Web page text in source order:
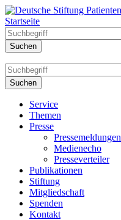
Startseite
Service
Themen
Presse
Pressemeldungen
Medienecho
Presseverteiler
Publikationen
Stiftung
Mitgliedschaft
Spenden
Kontakt